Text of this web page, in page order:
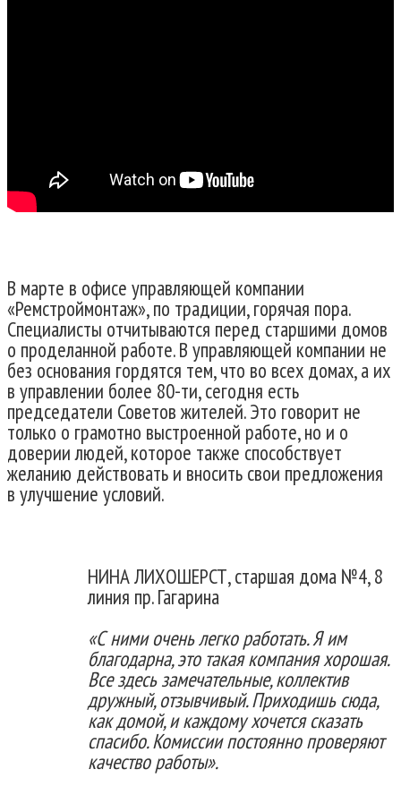
В марте в офисе управляющей компании
«Ремстроймонтаж», по традиции, горячая пора.
Специалисты отчитываются перед старшими домов
о проделанной работе. В управляющей компании не
без основания гордятся тем, что во всех домах, а их
в управлении более 80-ти, сегодня есть
председатели Советов жителей. Это говорит не
только о грамотно выстроенной работе, но и о
доверии людей, которое также способствует
желанию действовать и вносить свои предложения
в улучшение условий.
НИНА ЛИХОШЕРСТ, старшая дома №4, 8
линия пр. Гагарина
«С ними очень легко работать. Я им
благодарна, это такая компания хорошая.
Все здесь замечательные, коллектив
дружный, отзывчивый. Приходишь сюда,
как домой, и каждому хочется сказать
спасибо. Комиссии постоянно проверяют
качество работы».